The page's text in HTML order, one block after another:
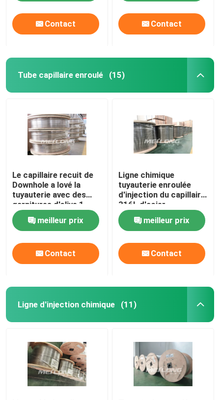
Contact Contact
Tube capillaire enroulé (15)
Le capillaire recuit de
Downhole a lové la
tuyauterie avec des
garnitures d'olive 1
bobine 2 inoxydable
meilleur prix
Contact
Ligne chimique
tuyauterie enroulée
d'injection du capillaire
316L d'acier
inoxydable d'acier
inoxydablemeilleur prix
Contact
Ligne d'injection chimique (11)